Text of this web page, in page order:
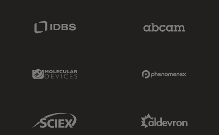
Molecular Devices Link
Sciex Link